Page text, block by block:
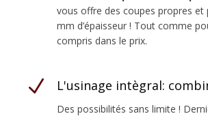
vous offre des coupes propres et
mm d’épaisseur ! Tout comme
compris dans le prix.
N L'usinage intègral:
Des possibilités sans limite !